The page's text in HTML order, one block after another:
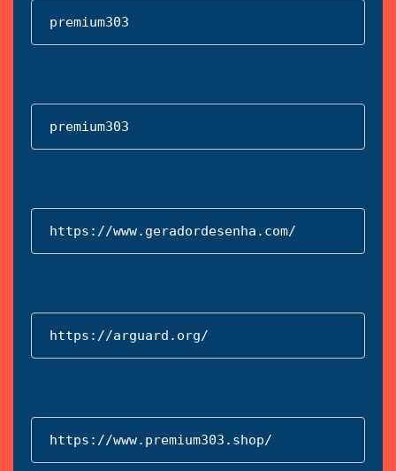
premium303
premium303
https://www.geradordesenha.com/
https://arguard.org/
https://www.premium303.shop/